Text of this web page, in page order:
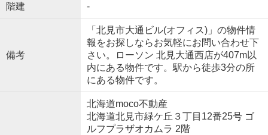
階建 -
備考
「北見市大通ビル(オフィス)」の物件情
報をお探しならお気軽にお問い合わせ下
さい。ローソン 北見大通西店が407m以
内にある物件です。駅から徒歩3分の所
にある物件です。
北海道moco不動産
北海道北見市緑ケ丘３丁目12番25号 ゴ
ルフプラザオカムラ 2階